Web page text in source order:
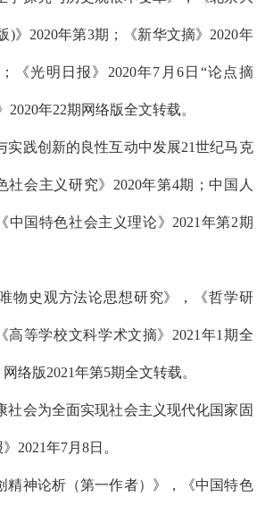
)》2020年第3期 ； 《新华文摘》2020年
《光明日报》2020年7月6日“论点摘
2020年22期网络版全文转载。
实践创新的良性互动中发展21世纪马克
社会主义研究》2020年第4期 ； 中国人
《中国特色社会主义理论》2021年第2期
物史观方法论思想研究》，《哲学研
《高等学校文科学术文摘》2021年1期全
网络版2021年第5期全文转载。
社会为全面实现社会主义现代化国家固
2021年7月8日。
精神论析（第一作者）》，《中国特色